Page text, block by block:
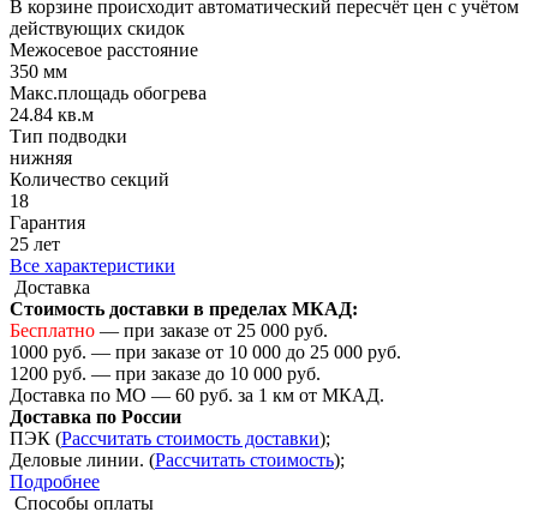
В корзине происходит автоматический пересчёт цен с учётом
действующих скидок
Межосевое расстояние
350 мм
Макс.площадь обогрева
24.84 кв.м
Тип подводки
нижняя
Количество cекций
18
Гарантия
25 лет
Все характеристики
Доставка
Стоимость доставки в пределах МКАД:
Бесплатно — при заказе от 25 000 руб.
1000 руб. — при заказе от 10 000 до 25 000 руб.
1200 руб. — при заказе до 10 000 руб.
Доставка по МО — 60 руб. за 1 км от МКАД.
Доставка по России
ПЭК (Рассчитать стоимость доставки);
Деловые линии. (Рассчитать стоимость);
Подробнее
Способы оплаты